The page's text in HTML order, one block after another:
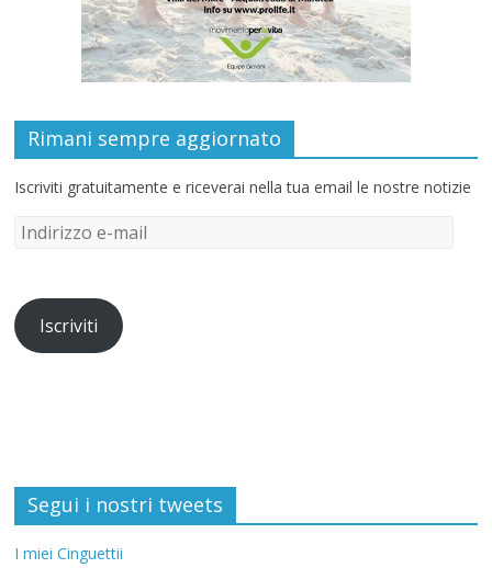
Rimani sempre aggiornato
Iscriviti gratuitamente e riceverai nella tua email le nostre notizie
Iscriviti
Segui i nostri tweets
I miei Cinguettii